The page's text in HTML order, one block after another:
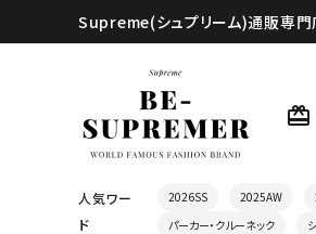
Supreme(シュプリーム)通販専
card_giftcard
人気ワー
ド
2026SS 2025AW
パーカー・クルーネック